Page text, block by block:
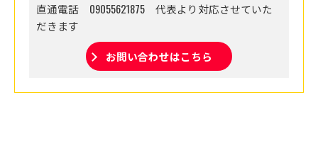
直通電話 09055621875 代表より対応させていた
だきます
お問い合わせはこちら